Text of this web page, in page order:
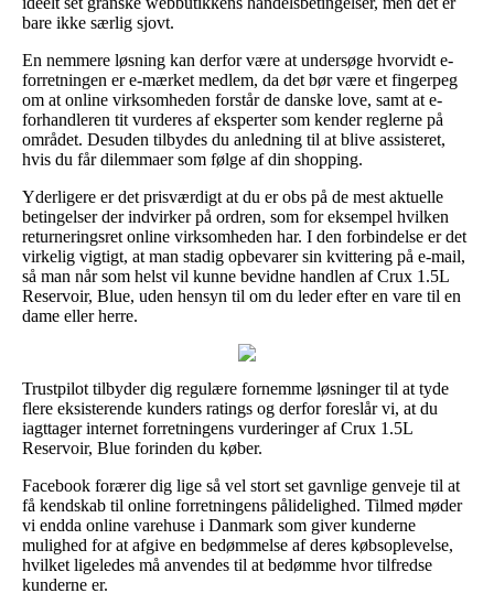
bare ikke særlig sjovt.
En nemmere løsning kan derfor være at undersøge hvorvidt e-
forretningen er e-mærket medlem, da det bør være et fingerpeg
om at online virksomheden forstår de danske love, samt at e-
forhandleren tit vurderes af eksperter som kender reglerne på
området. Desuden tilbydes du anledning til at blive assisteret,
hvis du får dilemmaer som følge af din shopping.
Yderligere er det prisværdigt at du er obs på de mest aktuelle
betingelser der indvirker på ordren, som for eksempel hvilken
returneringsret online virksomheden har. I den forbindelse er det
virkelig vigtigt, at man stadig opbevarer sin kvittering på e-mail,
så man når som helst vil kunne bevidne handlen af Crux 1.5L
Reservoir, Blue, uden hensyn til om du leder efter en vare til en
dame eller herre.
Trustpilot tilbyder dig regulære fornemme løsninger til at tyde
flere eksisterende kunders ratings og derfor foreslår vi, at du
iagttager internet forretningens vurderinger af Crux 1.5L
Reservoir, Blue forinden du køber.
Facebook forærer dig lige så vel stort set gavnlige genveje til at
få kendskab til online forretningens pålidelighed. Tilmed møder
vi endda online varehuse i Danmark som giver kunderne
mulighed for at afgive en bedømmelse af deres købsoplevelse,
hvilket ligeledes må anvendes til at bedømme hvor tilfredse
kunderne er.